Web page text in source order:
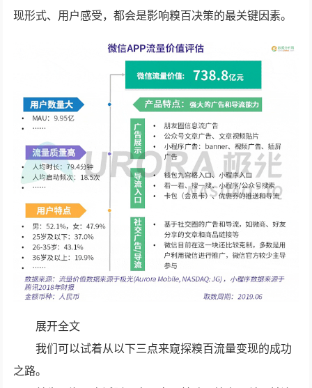
现形式、用户感受，都会是影响糗百决策的最关键因素。
展开全文
我们可以试着从以下三点来窥探糗百流量变现的成功
之路。